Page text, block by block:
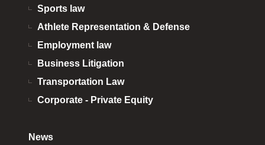
Sports law
Athlete Representation & Defense
Employment law
Business Litigation
Transportation Law
Corporate - Private Equity
News